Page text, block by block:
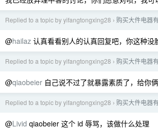
Replied to a topic by yifangtongxing28 › 购买大件电器
@hailaz 认真看看别人的认真回复吧，你这种没
Replied to a topic by yifangtongxing28 › 购买大件电器
@qiaobeier 自己说不过了就暴露素质了，给你
Replied to a topic by yifangtongxing28 › 购买大件电器
@Livid qiaobeier 这个 id 辱骂，该做什么处理